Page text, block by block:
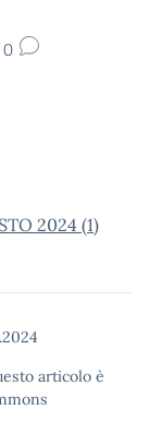
0
2024 (1)
articolo è